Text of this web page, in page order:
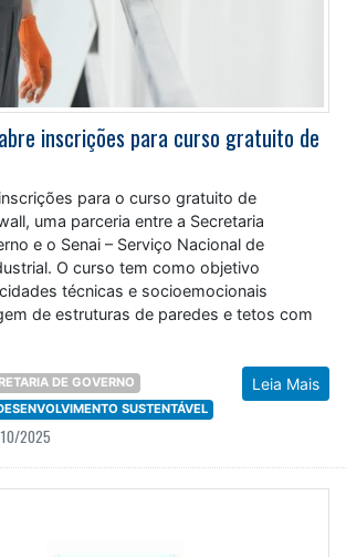
inscrições para curso gratuito de
para o curso gratuito de
uma parceria entre a Secretaria
e o Senai – Serviço Nacional de
O curso tem como objetivo
técnicas e socioemocionais
de estruturas de paredes e tetos com
Leia Mais
DE GOVERNO
SUSTENTÁVEL
10/2025